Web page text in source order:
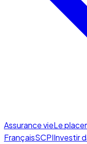
Assurance vieLe
FrançaisSCPIInvestir